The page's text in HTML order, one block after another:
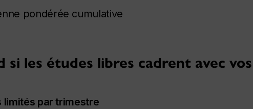
pondérée cumulative
si les études libres cadrent avec
limités par trimestre